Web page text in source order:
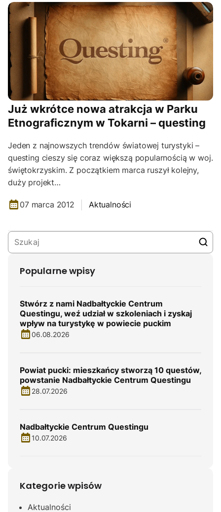
Już wkrótce nowa atrakcja w Parku
Etnograficznym w Tokarni – questing
Jeden z najnowszych trendów światowej turystyki –
questing cieszy się coraz większą popularnością w woj.
świętokrzyskim. Z początkiem marca ruszył kolejny,
duży projekt…
07 marca 2012 Aktualności
Popularne wpisy
Stwórz z nami Nadbałtyckie Centrum
Questingu, weź udział w szkoleniach i zyskaj
wpływ na turystykę w powiecie puckim
06.08.2026
Powiat pucki: mieszkańcy stworzą 10 questów,
powstanie Nadbałtyckie Centrum Questingu
28.07.2026
Nadbałtyckie Centrum Questingu
10.07.2026
Kategorie wpisów
Aktualności